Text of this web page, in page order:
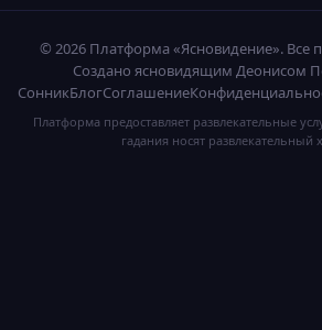
© 2026 Платформа «Ясновидение».
Создано ясновидящим Деонисом
СонникБлогСоглашение
Платформа предоставляет развлекательные
гадания носят развлекательный